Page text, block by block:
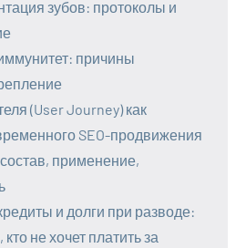
зубов: протоколы и
причины
(User Journey) как
SEO-продвижения
применение,
и долги при разводе:
не хочет платить за